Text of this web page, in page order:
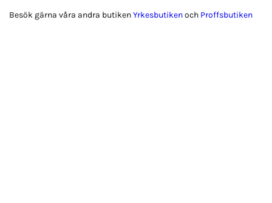
Besök gärna våra andra butikenYrkesbutikenoch Proffsbutiken